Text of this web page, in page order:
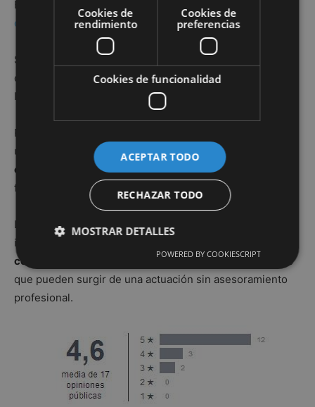
Es necesario atreverse a publicar las
clientes
, no sólo lasrecomendaciones.
Si no se utiliza esa poderosa información de los usuarios
de internet en un portal propio, se utilizará por parte de
los portales comerciales.
Responder públicamente a preguntas abiertas de los
usuarios, sobre cualquierdudas de propietarios
o compradores
, mejora la imagen de quien responde y
fortalece el contenido publicado en el portal.
La profesión debe ser generosa en cuanto a compartir
información con su comunidad, aclarando el
compraventa inmobiliaria
y alertando de los problemas
que pueden surgir de una actuación sin asesoramiento
profesional.
Cookies de
rendimiento
Cookies de
preferencias
Cookies de funcionalidad
ACEPTAR TODO
RECHAZAR TODO
MOSTRAR DETALLES
Cookies de rendimiento
Las cookies de rendimiento se utilizan para ver
cómo los visitantes utilizan el sitio web. Por
ejemplo: cookies analíticas. Este tipo de cookies no
se pueden utilizar para identificar directamente a un
determinado visitante.
POWERED BY COOKIESCRIPT